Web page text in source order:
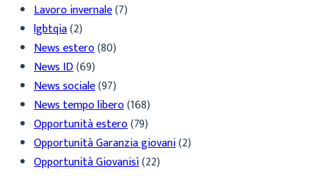
Lavoro invernale(7)
lgbtqia(2)
News estero(80)
News ID(69)
News sociale(97)
News tempo libero(168)
Opportunità estero(79)
Opportunità Garanzia giovani(2)
Opportunità Giovanisì(22)